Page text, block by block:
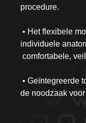
procedure.
• Het flexibele
individuele
comfortabele,
• Geïntegreerde
de noodzaak